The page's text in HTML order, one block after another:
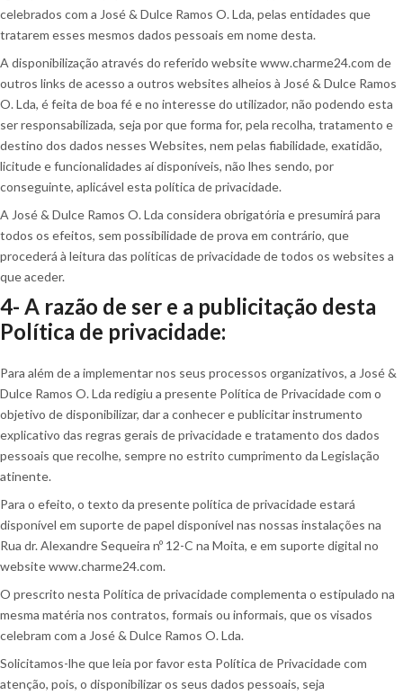
celebrados com a José & Dulce Ramos O. Lda, pelas entidades que
tratarem esses mesmos dados pessoais em nome desta.
A disponibilização através do referido website www.charme24.com de
outros links de acesso a outros websites alheios à José & Dulce Ramos
O. Lda, é feita de boa fé e no interesse do utilizador, não podendo esta
ser responsabilizada, seja por que forma for, pela recolha, tratamento e
destino dos dados nesses Websites, nem pelas fiabilidade, exatidão,
licitude e funcionalidades aí disponíveis, não lhes sendo, por
conseguinte, aplicável esta política de privacidade.
A José & Dulce Ramos O. Lda considera obrigatória e presumirá para
todos os efeitos, sem possibilidade de prova em contrário, que
procederá à leitura das políticas de privacidade de todos os websites a
que aceder.
4- A razão de ser e a publicitação desta
Política de privacidade:
Para além de a implementar nos seus processos organizativos, a José &
Dulce Ramos O. Lda redigiu a presente Política de Privacidade com o
objetivo de disponibilizar, dar a conhecer e publicitar instrumento
explicativo das regras gerais de privacidade e tratamento dos dados
pessoais que recolhe, sempre no estrito cumprimento da Legislação
atinente.
Para o efeito, o texto da presente política de privacidade estará
disponível em suporte de papel disponível nas nossas instalações na
Rua dr. Alexandre Sequeira nº 12-C na Moita, e em suporte digital no
website www.charme24.com.
O prescrito nesta Política de privacidade complementa o estipulado na
mesma matéria nos contratos, formais ou informais, que os visados
celebram com a José & Dulce Ramos O. Lda.
Solicitamos-lhe que leia por favor esta Política de Privacidade com
atenção, pois, o disponibilizar os seus dados pessoais, seja